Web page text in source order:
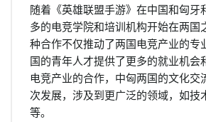
随着《英雄联盟手游》在中国和匈牙
多的电竞学院和培训机构开始在两国
种合作不仅推动了两国电竞产业的专
国的青年人才提供了更多的就业机会
电竞产业的合作，中匈两国的文化交
次发展，涉及到更广泛的领域，如技
等。